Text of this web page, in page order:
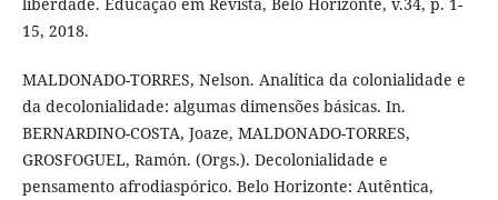
15, 2018.
MALDONADO-TORRES, Nelson. Analítica da colonialidade e
da decolonialidade: algumas dimensões básicas. In.
BERNARDINO-COSTA, Joaze, MALDONADO-TORRES,
GROSFOGUEL, Ramón. (Orgs.). Decolonialidade e
pensamento afrodiaspórico. Belo Horizonte: Autêntica,